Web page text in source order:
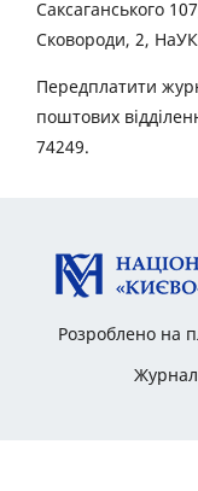
Саксаганського
Сковороди, 2,
Передплатити
поштових
74249.
Розроблено на